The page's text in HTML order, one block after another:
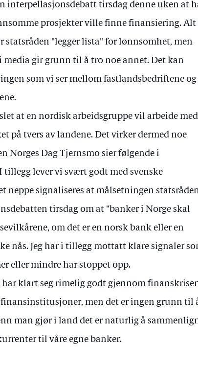
interpellasjonsdebatt tirsdag denne uken at
prosjekter ville finne finansiering. Alt
statsråden "legger lista" for lønnsomhet, men
media gir grunn til å tro noe annet. Det kan
som vi ser mellom fastlandsbedriftene og
at en nordisk arbeidsgruppe vil arbeide med
på tvers av landene. Det virker dermed noe
Norges Dag Tjernsmo sier følgende i
tillegg lever vi svært godt med svenske
neppe signaliseres at målsetningen
tirsdag om at "banker i Norge skal
om det er en norsk bank eller en
nås. Jeg har i tillegg mottatt klare signaler
eller mindre har stoppet opp.
klart seg rimelig godt gjennom
men det er ingen grunn til
man gjør i land det er naturlig å
til våre egne banker.